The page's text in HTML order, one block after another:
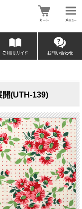
開(UTH-139)